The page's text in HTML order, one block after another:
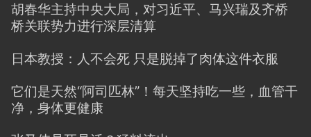
胡春华主持中央大局，对习近平、马兴瑞及齐桥
桥关联势力进行深层清算
日本教授：人不会死 只是脱掉了肉体这件衣服
它们是天然“阿司匹林”！每天坚持吃一些，血管干
净，身体更健康